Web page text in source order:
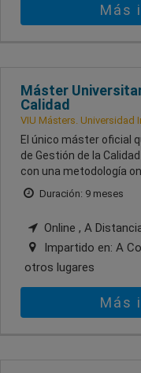
Más
Máster
Calidad
VIU Másters. Universidad
El único máster oficial
de Gestión de la
con una metodología
Duración: 9 meses
Online , A
Impartido en: A
otros lugares
Más